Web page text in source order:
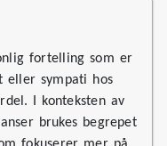
fortelling som er
eller sympati hos
I konteksten av
brukes begrepet